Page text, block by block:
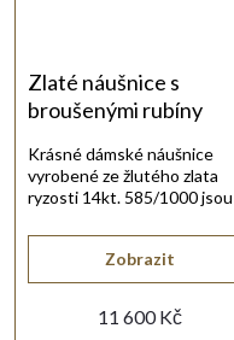
Zlaté náušnice s
broušenými rubíny
11 600 Kč
Zobrazit
Krásné dámské náušnice
vyrobené ze žlutého zlata
ryzosti 14kt. 585/1000 jsou